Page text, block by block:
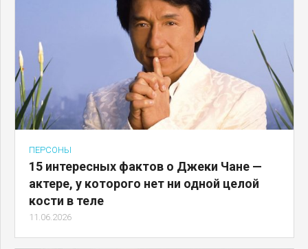
ПЕРСОНЫ
15 интересных фактов о Джеки Чане —
актере, у которого нет ни одной целой
кости в теле
11.06.2026